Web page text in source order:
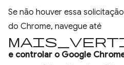
Se não houver essa
do Chrome, navegue até
e controlar o Google